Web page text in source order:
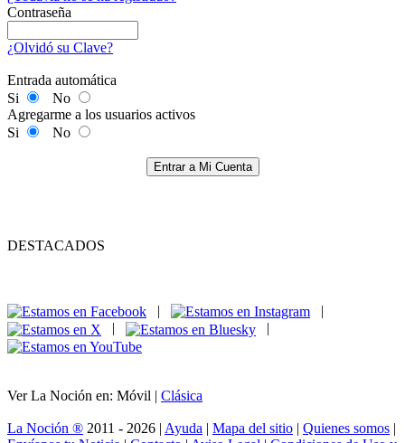
Contraseña
¿Olvidó su Clave?
Entrada automática
Si
No
Agregarme a los usuarios activos
Si
No
Entrar a Mi Cuenta
DESTACADOS
|
|
|
|
Ver La Noción en: Móvil | Clásica
La Noción ® 2011 - 2026 | Ayuda | Mapa del sitio | Quienes somos |